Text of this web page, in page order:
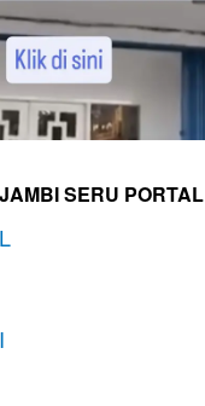
SERU PORTAL